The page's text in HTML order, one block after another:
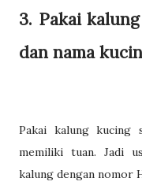
3. Pakai
dan nama
Pakai kalung kucing
memiliki tuan. Jadi
kalung dengan nomor